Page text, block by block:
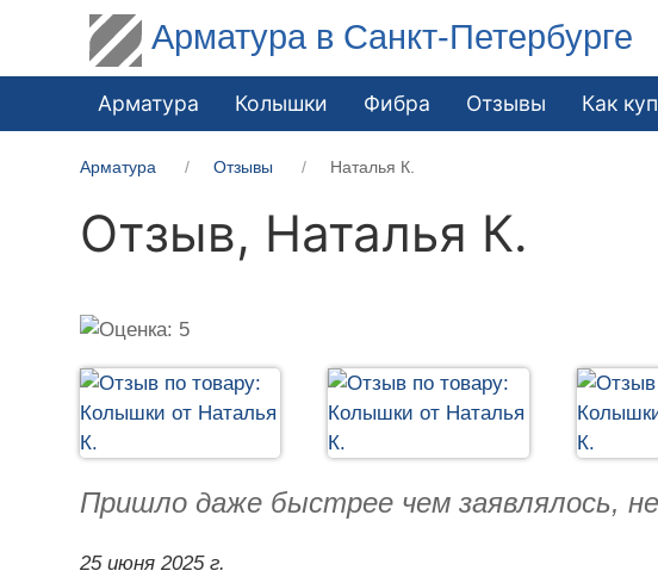
Арматура в Санкт-Петербурге
Арматура Колышки Фибра Отзывы Как
Арматура Отзывы Наталья К.
Отзыв, Наталья К.
Пришло даже быстрее чем заявлялось,
25 июня 2025 г.